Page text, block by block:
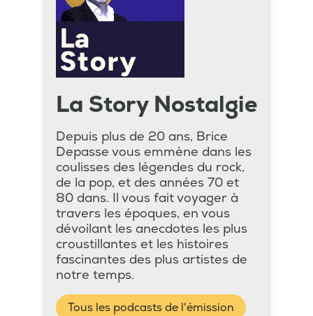
La Story Nostalgie
Depuis plus de 20 ans, Brice
Depasse vous emmène dans les
coulisses des légendes du rock,
de la pop, et des années 70 et
80 dans. Il vous fait voyager à
travers les époques, en vous
dévoilant les anecdotes les plus
croustillantes et les histoires
fascinantes des plus artistes de
notre temps.
Tous les podcasts de l'émission